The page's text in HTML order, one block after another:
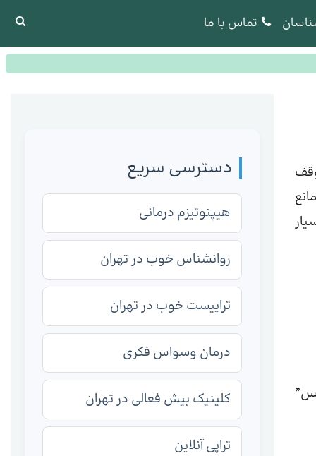
تماس با ما
دسترسی سریع
هیپنوتیزم درمانی
روانشناس خوب در تهران
تراپیست خوب در تهران
درمان وسواس فکری
کلینیک بیش فعالی در تهران
تراپی آنلاین